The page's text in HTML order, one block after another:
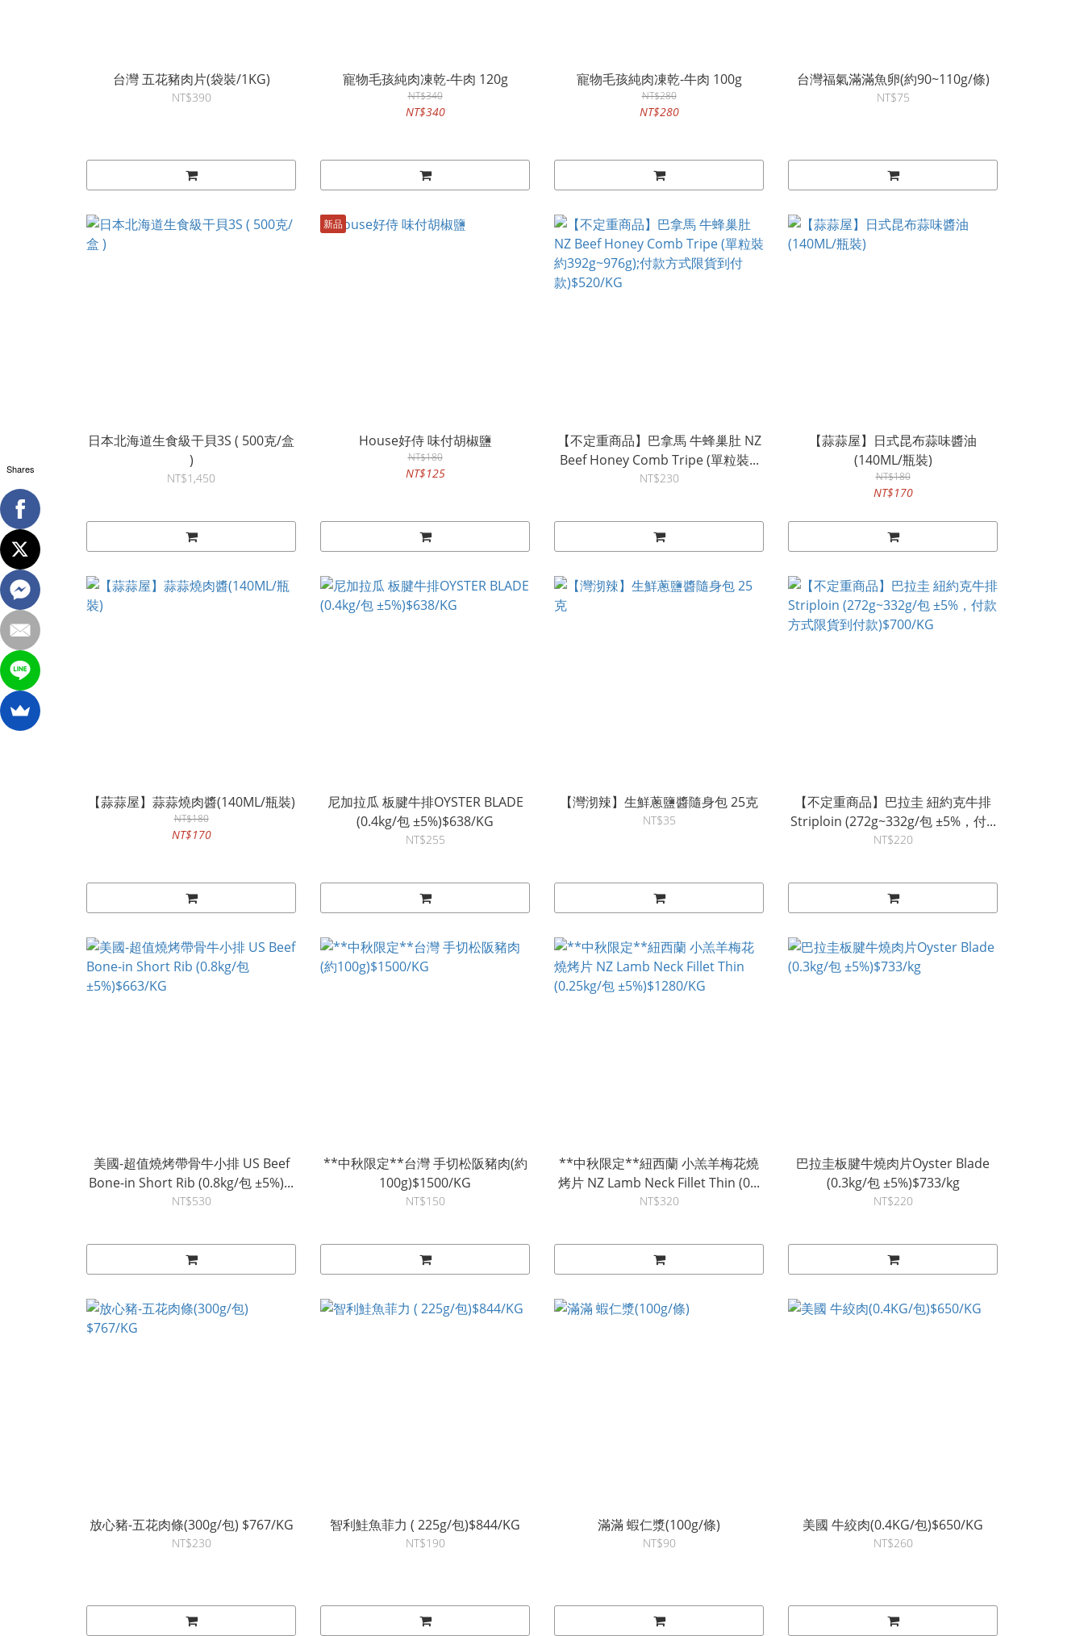
台灣 五花豬肉片(袋裝/1KG)
NT$390
寵物毛孩純肉凍乾-牛肉 120g
NT$340
NT$340
寵物毛孩純肉凍乾-牛肉 100g
NT$280
NT$280
台灣福氣滿滿魚卵(約90~110g/條)
NT$75
日本北海道生食級干貝3S ( 500克/盒
)
NT$1,450
新品
House好侍 味付胡椒鹽
NT$180
NT$125
【不定重商品】巴拿馬 牛蜂巢肚 NZ
Beef Honey Comb Tripe (單粒裝...
NT$230
【蒜蒜屋】日式昆布蒜味醬油
(140ML/瓶裝)
NT$180
NT$170
【蒜蒜屋】蒜蒜燒肉醬(140ML/瓶裝)
NT$180
NT$170
尼加拉瓜 板腱牛排OYSTER BLADE
(0.4kg/包 ±5%)$638/KG
NT$255
【灣沏辣】生鮮蔥鹽醬隨身包 25克
NT$35
【不定重商品】巴拉圭 紐約克牛排
Striploin (272g~332g/包 ±5%，付...
NT$220
美國-超值燒烤帶骨牛小排 US Beef
Bone-in Short Rib (0.8kg/包 ±5%)...
NT$530
**中秋限定**台灣 手切松阪豬肉(約
100g)$1500/KG
NT$150
**中秋限定**紐西蘭 小羔羊梅花燒
烤片 NZ Lamb Neck Fillet Thin (0...
NT$320
巴拉圭板腱牛燒肉片Oyster Blade
(0.3kg/包 ±5%)$733/kg
NT$220
放心豬-五花肉條(300g/包) $767/KG
NT$230
智利鮭魚菲力 ( 225g/包)$844/KG
NT$190
滿滿 蝦仁漿(100g/條)
NT$90
美國 牛絞肉(0.4KG/包)$650/KG
NT$260
Shares